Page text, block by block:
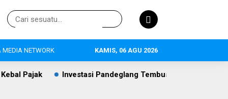
MEDIA NETWORK KAMIS, 06 AGU 2026
Pajak Investasi Pandeglang Tembus Rp409,4 Miliar,